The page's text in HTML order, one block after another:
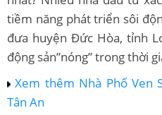
tiềm năng phát triển sôi
đưa huyện Đức Hòa, tỉnh
động sản”nóng” trong thời
Xem thêm Nhà Phố Ven
Tân An